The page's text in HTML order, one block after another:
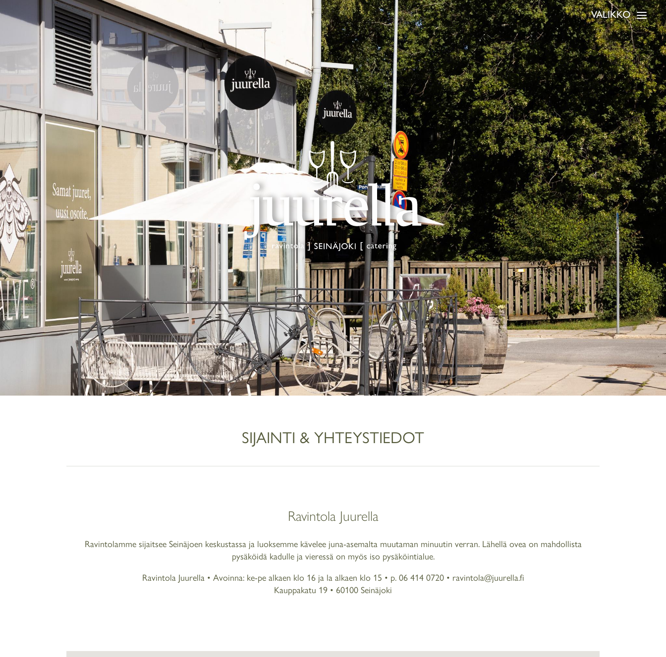
SIJAINTI & YHTEYSTIEDOT
Ravintola Juurella
Ravintolamme sijaitsee Seinäjoen keskustassa ja luoksemme kävelee juna-asemalta muutaman minuutin verran. Lähellä ovea on mahdollista
pysäköidä kadulle ja vieressä on myös iso pysäköintialue.
Ravintola Juurella • Avoinna: ke-pe alkaen klo 16 ja la alkaen klo 15 • p. 06 414 0720• ravintola@juurella.fi
Kauppakatu 19 • 60100 Seinäjoki